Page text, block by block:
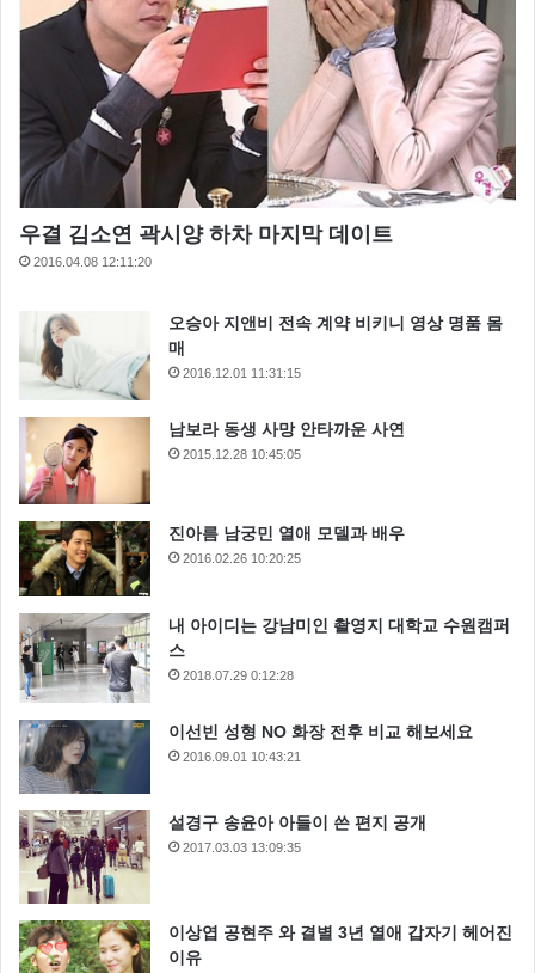
우결 김소연 곽시양 하차 마지막 데이트
2016.04.08 12:11:20
오승아 지앤비 전속 계약 비키니 영상 명품 몸
매
2016.12.01 11:31:15
남보라 동생 사망 안타까운 사연
2015.12.28 10:45:05
진아름 남궁민 열애 모델과 배우
2016.02.26 10:20:25
내 아이디는 강남미인 촬영지 대학교 수원캠퍼
스
2018.07.29 0:12:28
이선빈 성형 NO 화장 전후 비교 해보세요
2016.09.01 10:43:21
설경구 송윤아 아들이 쓴 편지 공개
2017.03.03 13:09:35
이상엽 공현주 와 결별 3년 열애 갑자기 헤어진
이유